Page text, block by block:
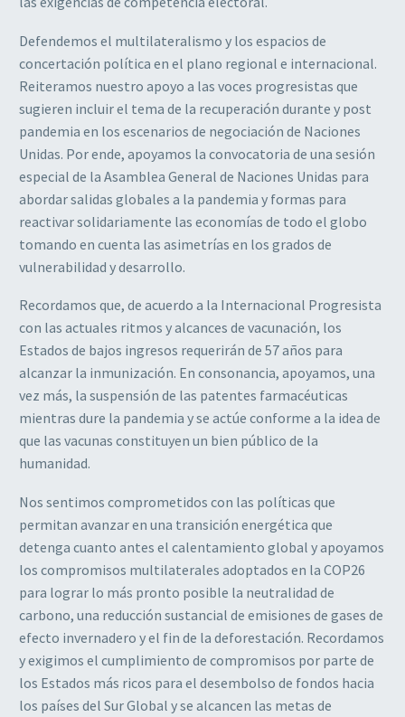
Defendemos el multilateralismo y los espacios de
concertación política en el plano regional e internacional.
Reiteramos nuestro apoyo a las voces progresistas que
sugieren incluir el tema de la recuperación durante y post
pandemia en los escenarios de negociación de Naciones
Unidas. Por ende, apoyamos la convocatoria de una sesión
especial de la Asamblea General de Naciones Unidas para
abordar salidas globales a la pandemia y formas para
reactivar solidariamente las economías de todo el globo
tomando en cuenta las asimetrías en los grados de
vulnerabilidad y desarrollo.
Recordamos que, de acuerdo a la Internacional Progresista
con las actuales ritmos y alcances de vacunación, los
Estados de bajos ingresos requerirán de 57 años para
alcanzar la inmunización. En consonancia, apoyamos, una
vez más, la suspensión de las patentes farmacéuticas
mientras dure la pandemia y se actúe conforme a la idea de
que las vacunas constituyen un bien público de la
humanidad.
Nos sentimos comprometidos con las políticas que
permitan avanzar en una transición energética que
detenga cuanto antes el calentamiento global y apoyamos
los compromisos multilaterales adoptados en la COP26
para lograr lo más pronto posible la neutralidad de
carbono, una reducción sustancial de emisiones de gases de
efecto invernadero y el fin de la deforestación. Recordamos
y exigimos el cumplimiento de compromisos por parte de
los Estados más ricos para el desembolso de fondos hacia
los países del Sur Global y se alcancen las metas de